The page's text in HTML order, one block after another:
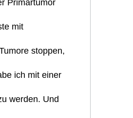
Primärtumor
mit
stoppen,
ich mit einer
werden. Und